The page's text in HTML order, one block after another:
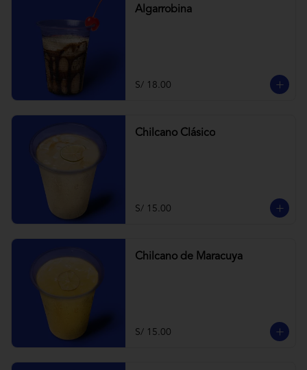
Algarrobina
S/ 18.00
Chilcano Clásico
S/ 15.00
Chilcano de Maracuya
S/ 15.00